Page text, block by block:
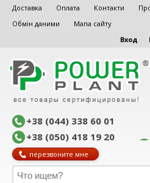
Доставка Оплата Контакти
Обмін даними
Мапа сайту
Вход
+38 (044) 338 60 01
+38 (050) 418 19 20
перезвоните мне